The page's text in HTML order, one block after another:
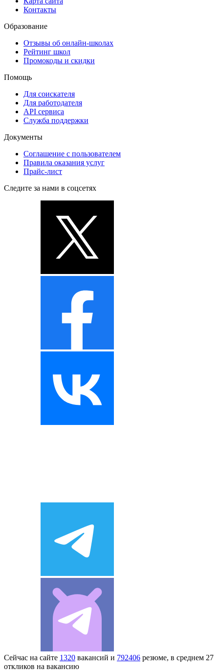
Контакты
Образование
Отзывы об онлайн-школах
Рейтинг школ
Промокоды и скидки
Помощь
Для соискателя
Для работодателя
API сервиса
Служба поддержки
Документы
Соглашение с пользователем
Правила оказания услуг
Прайс-лист
Следите за нами в соцсетях
Сейчас на сайте 1320 вакансий и 792406 резюме, в среднем 27
откликов на вакансию